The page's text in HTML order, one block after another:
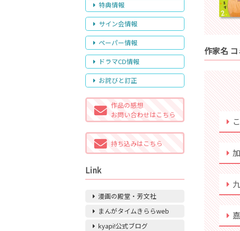
作家名
特典情報
サイン会情報
ペーパー情報
ドラマCD情報
お詫びと訂正
作品の感想
お問い合わせはこちら
持ち込みはこちら
Link
漫画の殿堂・芳文社
まんがタイムきららweb
kyapi!公式ブログ